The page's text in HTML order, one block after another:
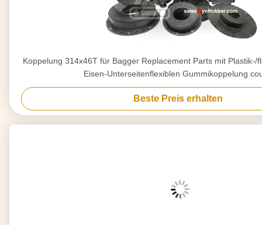
Koppelung 314x46T für Bagger Replacement Parts mit Plastik-/
Eisen-Unterseitenflexiblen Gummikoppelung
Beste Preis erhalten